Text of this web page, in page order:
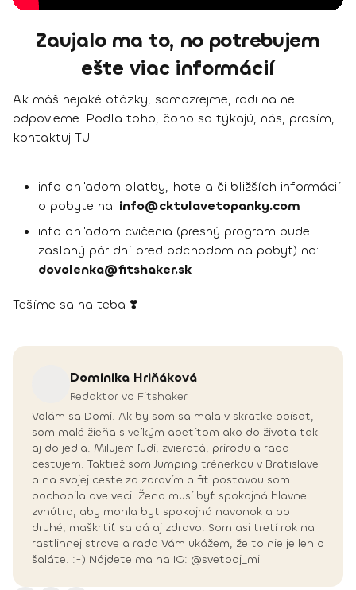
Zaujalo ma to, no potrebujem
ešte viac informácií
Ak máš nejaké otázky, samozrejme, radi na ne
odpovieme. Podľa toho, čoho sa týkajú, nás, prosím,
kontaktuj TU:
info ohľadom platby, hotela či bližších informácií
o pobyte na: info@cktulavetopanky.com
info ohľadom cvičenia (presný program bude
zaslaný pár dní pred odchodom na pobyt) na:
dovolenka@fitshaker.sk
Tešíme sa na teba ❣️
Dominika Hriňáková
Redaktor vo Fitshaker
Volám sa Domi. Ak by som sa mala v skratke opísať,
som malé žieňa s veľkým apetítom ako do života tak
aj do jedla. Milujem ľudí, zvieratá, prírodu a rada
cestujem. Taktiež som Jumping trénerkou v Bratislave
a na svojej ceste za zdravím a fit postavou som
pochopila dve veci. Žena musí byť spokojná hlavne
zvnútra, aby mohla byt spokojná navonok a po
druhé, maškrtiť sa dá aj zdravo. Som asi tretí rok na
rastlinnej strave a rada Vám ukážem, že to nie je len o
šaláte. :-) Nájdete ma na IG: @svetbaj_mi